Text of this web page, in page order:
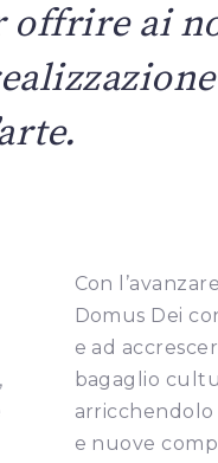
offrire ai
Con
Domus Dei
e ad
bagaglio
e nuove